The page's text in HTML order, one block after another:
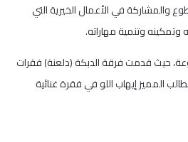
والمشاركة في الأعمال الخيرية التي
وتنمية مهاراته.
حيث قدمت فرقة الدبكة (دلعنة) فقرات
المميز إيهاب اللو في فقرة غنائية